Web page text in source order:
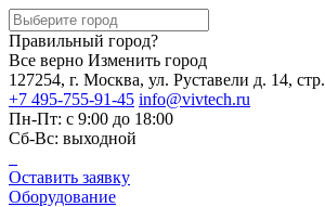
Правильный город?
Все верно Изменить город
127254, г. Москва, ул. Руставели д. 14,
+7 495-755-91-45 info@vivtech.ru
Пн-Пт: с 9:00 до 18:00
Сб-Вс: выходной
Оставить заявку
Оборудование